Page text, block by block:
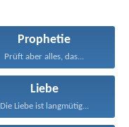
Prophetie
Prüft aber alles, das...
Liebe
Die Liebe ist langmütig...